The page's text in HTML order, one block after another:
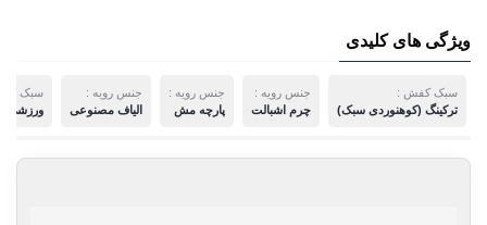
ویژگی های کلیدی
سبک کفش :
ترکینگ (کوهنوردی سبک)
جنس رویه :
چرم اشبالت
جنس رویه :
پارچه مش
جنس رویه :
الیاف مصنوعی
سبک
ورزشی